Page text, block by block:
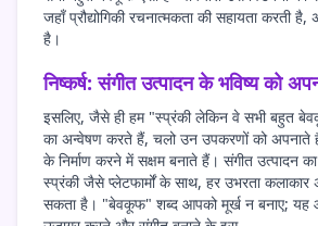
जहाँ प्रौद्योगिकी रचनात्मकता की सहायता करती
है।
निष्कर्ष: संगीत उत्पादन के भविष्य को
इसलिए, जैसे ही हम "स्प्रंकी लेकिन वे सभी बहुत
का अन्वेषण करते हैं, चलो उन उपकरणों को अपनाते
के निर्माण करने में सक्षम बनाते हैं। संगीत उत्पादन
स्प्रंकी जैसे प्लेटफार्मों के साथ, हर उभरता
सकता है। "बेवकूफ" शब्द आपको मूर्ख न बनाए; यह